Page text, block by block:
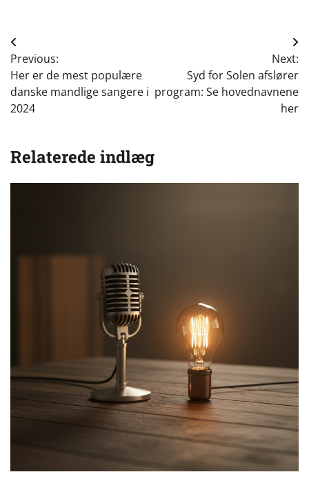
Indlægsnavigation
Previous:
Her er de mest populære
danske mandlige sangere i
2024
Next:
Syd for Solen afslører
program: Se hovednavnene
her
Relaterede indlæg